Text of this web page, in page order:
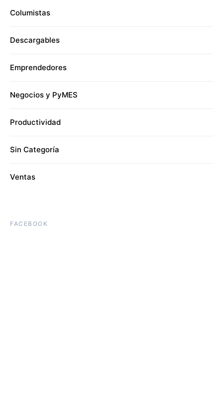
Columistas
Descargables
Emprendedores
Negocios y PyMES
Productividad
Sin Categoría
Ventas
FACEBOOK